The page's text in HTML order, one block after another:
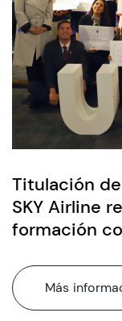
Titulación
SKY Airline
formación
Más